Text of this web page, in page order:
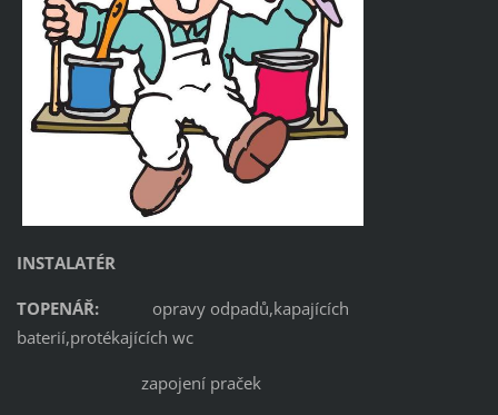
INSTALATÉR
TOPENÁŘ:opravy odpadů,kapajících
baterií,protékajících wc
zapojení praček